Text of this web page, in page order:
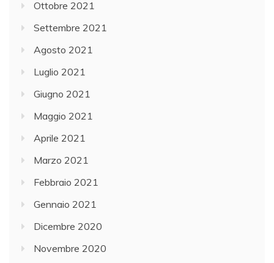
Ottobre 2021
Settembre 2021
Agosto 2021
Luglio 2021
Giugno 2021
Maggio 2021
Aprile 2021
Marzo 2021
Febbraio 2021
Gennaio 2021
Dicembre 2020
Novembre 2020